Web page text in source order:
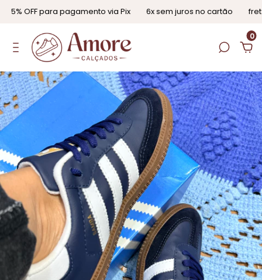
0
OFF para pagamento via Pix 6x sem juros no cartão frete